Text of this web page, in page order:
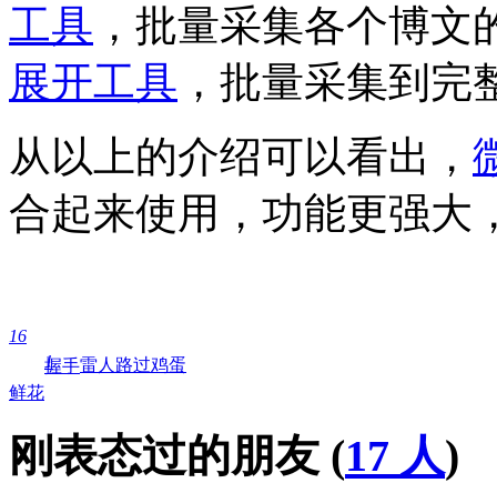
工具 ，批量采集各个博
展开工具 ，批量采集到完
从以上的介绍可以看出，
合起来使用，功能更强大
16
鲜花
1
握手雷人 路过鸡蛋
刚表态过的朋友 (17 人)